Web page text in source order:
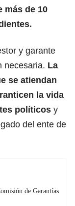
más de 10
y garante
necesaria. La
se atiendan
la vida
políticos y
del ente de
de Garantías